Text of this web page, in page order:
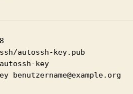
autossh-key.pub
key